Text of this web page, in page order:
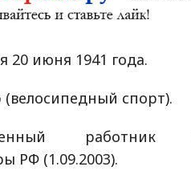
20 июня 1941 года.
(велосипедный спорт).
работник
РФ (1.09.2003).